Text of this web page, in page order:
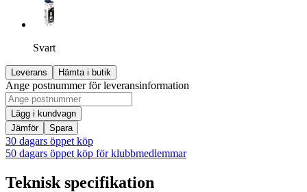
Svart
Leverans Hämta i butik
Ange postnummer för leveransinformation
Lägg i kundvagn
Jämför
Spara
30 dagars öppet köp
50 dagars öppet köp för klubbmedlemmar
Teknisk specifikation